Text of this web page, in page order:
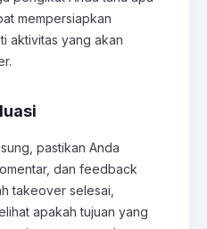
mempersiapkan
aktivitas yang akan
pastikan Anda
dan feedback
takeover selesai,
apakah tujuan yang